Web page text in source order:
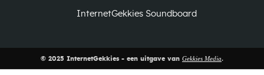
InternetGekkies Soundboard
© 2025 InternetGekkies - een uitgave van Gekkies Media.